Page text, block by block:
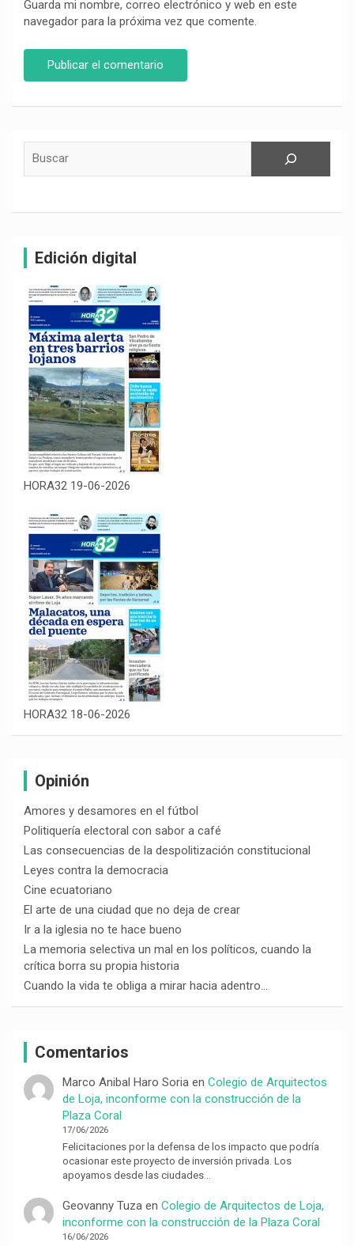
Guarda mi nombre, correo electrónico y web en este
navegador para la próxima vez que comente.
Edición digital
HORA32 19-06-2026
HORA32 18-06-2026
Opinión
Amores y desamores en el fútbol
Politiquería electoral con sabor a café
Las consecuencias de la despolitización constitucional
Leyes contra la democracia
Cine ecuatoriano
El arte de una ciudad que no deja de crear
Ir a la iglesia no te hace bueno
La memoria selectiva un mal en los políticos, cuando la
crítica borra su propia historia
Cuando la vida te obliga a mirar hacia adentro…
Comentarios
Marco Anibal Haro Soriaen Colegio de Arquitectos
de Loja, inconforme con la construcción de la
Plaza Coral
17/06/2026
Felicitaciones por la defensa de los impacto que podría
ocasionar este proyecto de inversión privada. Los
apoyamos desde las ciudades…
Geovanny Tuza en Colegio de Arquitectos de Loja,
inconforme con la construcción de la Plaza Coral
16/06/2026